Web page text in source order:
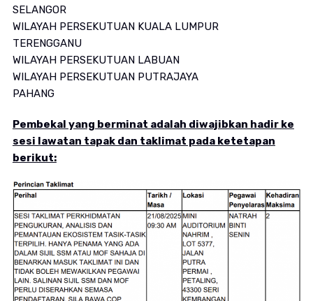
SELANGOR
WILAYAH PERSEKUTUAN KUALA LUMPUR
TERENGGANU
WILAYAH PERSEKUTUAN LABUAN
WILAYAH PERSEKUTUAN PUTRAJAYA
PAHANG
Pembekal yang berminat adalah diwajibkan hadir ke
sesi lawatan tapak dan taklimat pada ketetapan
berikut: